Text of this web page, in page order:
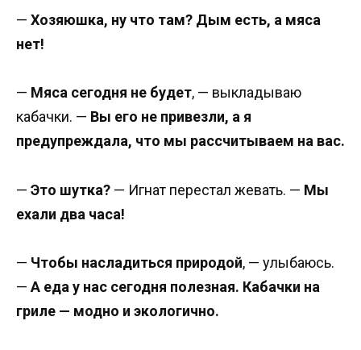
— Хозяюшка, ну что там? Дым есть, а мяса
нет!
— Мяса сегодня не будет, — выкладываю
кабачки. — Вы его не привезли, а я
предупреждала, что мы рассчитываем на вас.
— Это шутка? — Игнат перестал жевать. — Мы
ехали два часа!
— Чтобы насладиться природой, — улыбаюсь.
— А еда у нас сегодня полезная. Кабачки на
гриле — модно и экологично.